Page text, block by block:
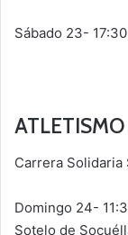
Sábado 23-
ATLETISMO
Carrera Solidaria
Domingo 24-
Sotelo de